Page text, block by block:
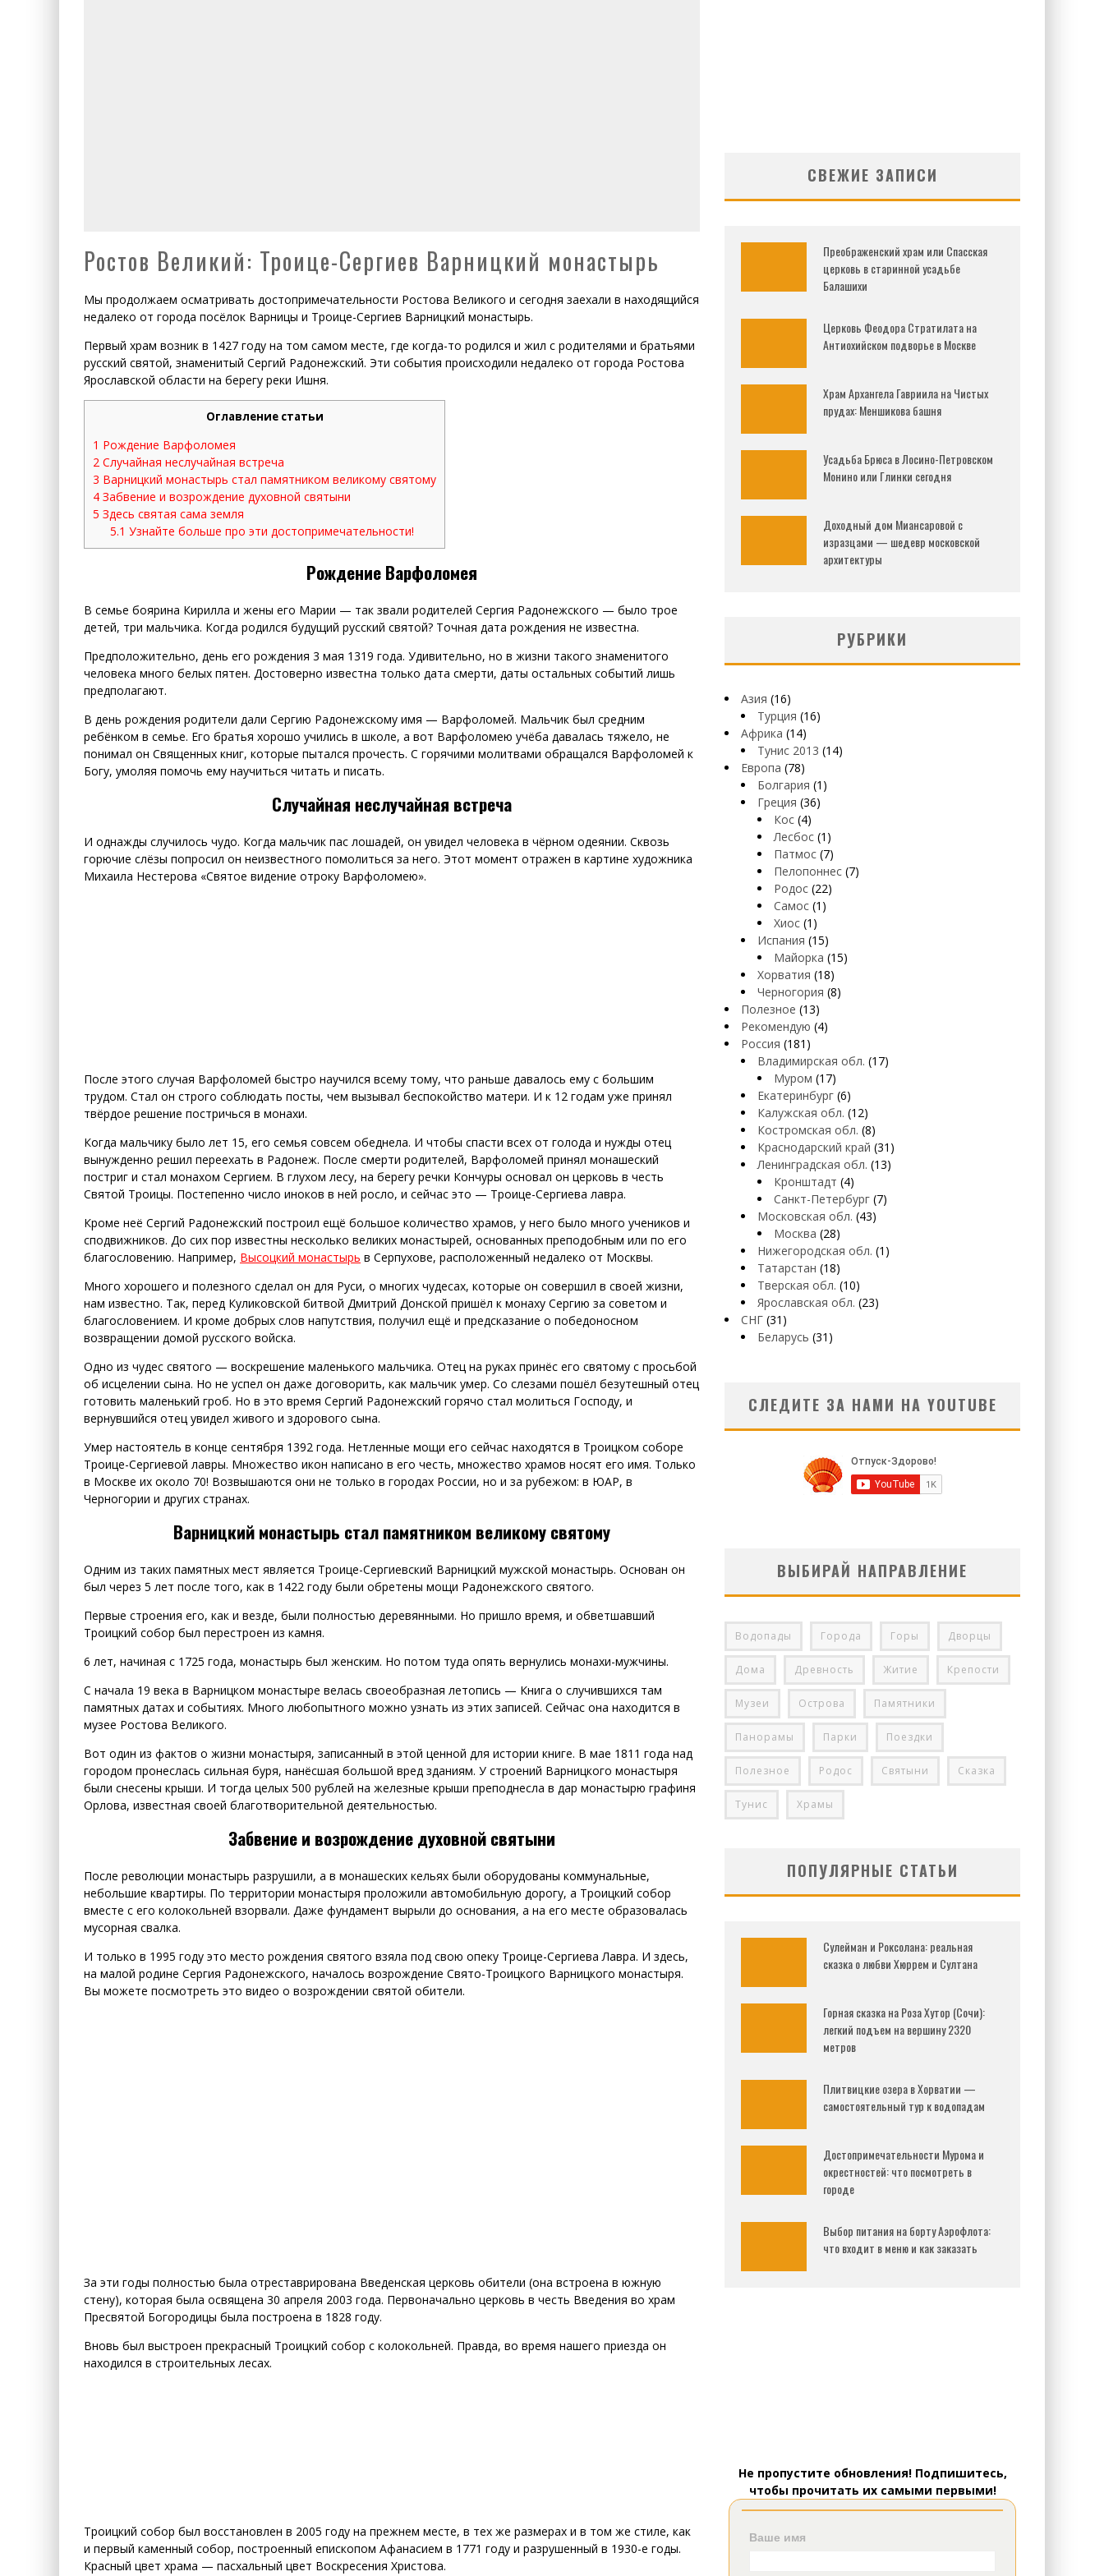
Ростов Великий: Троице-Сергиев Варницкий монастырь
Мы продолжаем осматривать достопримечательности Ростова Великого и сегодня заехали в находящийся
недалеко от города посёлок Варницы и Троице-Сергиев Варницкий монастырь.
Первый храм возник в 1427 году на том самом месте, где когда-то родился и жил с родителями и братьями
русский святой, знаменитый Сергий Радонежский. Эти события происходили недалеко от города Ростова
Ярославской области на берегу реки Ишня.
Оглавление статьи
1 Рождение Варфоломея
2 Случайная неслучайная встреча
3 Варницкий монастырь стал памятником великому святому
4 Забвение и возрождение духовной святыни
5 Здесь святая сама земля
5.1 Узнайте больше про эти достопримечательности!
Рождение Варфоломея
В семье боярина Кирилла и жены его Марии — так звали родителей Сергия Радонежского — было трое
детей, три мальчика. Когда родился будущий русский святой? Точная дата рождения не известна.
Предположительно, день его рождения 3 мая 1319 года. Удивительно, но в жизни такого знаменитого
человека много белых пятен. Достоверно известна только дата смерти, даты остальных событий лишь
предполагают.
В день рождения родители дали Сергию Радонежскому имя — Варфоломей. Мальчик был средним
ребёнком в семье. Его братья хорошо учились в школе, а вот Варфоломею учёба давалась тяжело, не
понимал он Священных книг, которые пытался прочесть. С горячими молитвами обращался Варфоломей к
Богу, умоляя помочь ему научиться читать и писать.
Случайная неслучайная встреча
И однажды случилось чудо. Когда мальчик пас лошадей, он увидел человека в чёрном одеянии. Сквозь
горючие слёзы попросил он неизвестного помолиться за него. Этот момент отражен в картине художника
Михаила Нестерова «Святое видение отроку Варфоломею».
После этого случая Варфоломей быстро научился всему тому, что раньше давалось ему с большим
трудом. Стал он строго соблюдать посты, чем вызывал беспокойство матери. И к 12 годам уже принял
твёрдое решение постричься в монахи.
Когда мальчику было лет 15, его семья совсем обеднела. И чтобы спасти всех от голода и нужды отец
вынужденно решил переехать в Радонеж. После смерти родителей, Варфоломей принял монашеский
постриг и стал монахом Сергием. В глухом лесу, на берегу речки Кончуры основал он церковь в честь
Святой Троицы. Постепенно число иноков в ней росло, и сейчас это — Троице-Сергиева лавра.
Кроме неё Сергий Радонежский построил ещё большое количество храмов, у него было много учеников и
сподвижников. До сих пор известны несколько великих монастырей, основанных преподобным или по его
благословению. Например, Высоцкий монастырь в Серпухове, расположенный недалеко от Москвы.
Много хорошего и полезного сделал он для Руси, о многих чудесах, которые он совершил в своей жизни,
нам известно. Так, перед Куликовской битвой Дмитрий Донской пришёл к монаху Сергию за советом и
благословением. И кроме добрых слов напутствия, получил ещё и предсказание о победоносном
возвращении домой русского войска.
Одно из чудес святого — воскрешение маленького мальчика. Отец на руках принёс его святому с просьбой
об исцелении сына. Но не успел он даже договорить, как мальчик умер. Со слезами пошёл безутешный отец
готовить маленький гроб. Но в это время Сергий Радонежский горячо стал молиться Господу, и
вернувшийся отец увидел живого и здорового сына.
Умер настоятель в конце сентября 1392 года. Нетленные мощи его сейчас находятся в Троицком соборе
Троице-Сергиевой лавры. Множество икон написано в его честь, множество храмов носят его имя. Только
в Москве их около 70! Возвышаются они не только в городах России, но и за рубежом: в ЮАР, в
Черногории и других странах.
Варницкий монастырь стал памятником великому святому
Одним из таких памятных мест является Троице-Сергиевский Варницкий мужской монастырь. Основан он
был через 5 лет после того, как в 1422 году были обретены мощи Радонежского святого.
Первые строения его, как и везде, были полностью деревянными. Но пришло время, и обветшавший
Троицкий собор был перестроен из камня.
6 лет, начиная с 1725 года, монастырь был женским. Но потом туда опять вернулись монахи-мужчины.
С начала 19 века в Варницком монастыре велась своеобразная летопись — Книга о случившихся там
памятных датах и событиях. Много любопытного можно узнать из этих записей. Сейчас она находится в
музее Ростова Великого.
Вот один из фактов о жизни монастыря, записанный в этой ценной для истории книге. В мае 1811 года над
городом пронеслась сильная буря, нанёсшая большой вред зданиям. У строений Варницкого монастыря
были снесены крыши. И тогда целых 500 рублей на железные крыши преподнесла в дар монастырю графиня
Орлова, известная своей благотворительной деятельностью.
Забвение и возрождение духовной святыни
После революции монастырь разрушили, а в монашеских кельях были оборудованы коммунальные,
небольшие квартиры. По территории монастыря проложили автомобильную дорогу, а Троицкий собор
вместе с его колокольней взорвали. Даже фундамент вырыли до основания, а на его месте образовалась
мусорная свалка.
И только в 1995 году это место рождения святого взяла под свою опеку Троице-Сергиева Лавра. И здесь,
на малой родине Сергия Радонежского, началось возрождение Свято-Троицкого Варницкого монастыря.
Вы можете посмотреть это видео о возрождении святой обители.
За эти годы полностью была отреставрирована Введенская церковь обители (она встроена в южную
стену), которая была освящена 30 апреля 2003 года. Первоначально церковь в честь Введения во храм
Пресвятой Богородицы была построена в 1828 году.
Вновь был выстроен прекрасный Троицкий собор с колокольней. Правда, во время нашего приезда он
находился в строительных лесах.
Троицкий собор был восстановлен в 2005 году на прежнем месте, в тех же размерах и в том же стиле, как
и первый каменный собор, построенный епископом Афанасием в 1771 году и разрушенный в 1930-е годы.
Красный цвет храма — пасхальный цвет Воскресения Христова.
СВЕЖИЕ ЗАПИСИ
Преображенский храм или Спасская
церковь в старинной усадьбе
Балашихи
Церковь Феодора Стратилата на
Антиохийском подворье в Москве
Храм Архангела Гавриила на Чистых
прудах: Меншикова башня
Усадьба Брюса в Лосино-Петровском
Монино или Глинки сегодня
Доходный дом Миансаровой с
изразцами — шедевр московской
архитектуры
РУБРИКИ
Азия (16)
Турция (16)
Африка (14)
Тунис 2013 (14)
Европа (78)
Болгария (1)
Греция (36)
Кос (4)
Лесбос (1)
Патмос (7)
Пелопоннес (7)
Родос (22)
Самос (1)
Хиос (1)
Испания (15)
Майорка (15)
Хорватия (18)
Черногория (8)
Полезное (13)
Рекомендую (4)
Россия (181)
Владимирская обл. (17)
Муром (17)
Екатеринбург (6)
Калужская обл. (12)
Костромская обл. (8)
Краснодарский край (31)
Ленинградская обл. (13)
Кронштадт (4)
Санкт-Петербург (7)
Московская обл. (43)
Москва (28)
Нижегородская обл. (1)
Татарстан (18)
Тверская обл. (10)
Ярославская обл. (23)
СНГ (31)
Беларусь (31)
СЛЕДИТЕ ЗА НАМИ НА YOUTUBE
ВЫБИРАЙ НАПРАВЛЕНИЕ
Водопады Города Горы Дворцы
Дома Древность Житие Крепости
Музеи Острова Памятники
Панорамы Парки Поездки
Полезное Родос Святыни Сказка
Тунис Храмы
ПОПУЛЯРНЫЕ СТАТЬИ
Сулейман и Роксолана: реальная
сказка о любви Хюррем и Султана
Горная сказка на Роза Хутор (Сочи):
легкий подъем на вершину 2320
метров
Плитвицкие озера в Хорватии —
самостоятельный тур к водопадам
Достопримечательности Мурома и
окрестностей: что посмотреть в
городе
Выбор питания на борту Аэрофлота:
что входит в меню и как заказать
Не пропустите обновления! Подпишитесь,
чтобы прочитать их самыми первыми!
Ваше имя